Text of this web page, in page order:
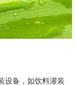
设备，如饮料灌装